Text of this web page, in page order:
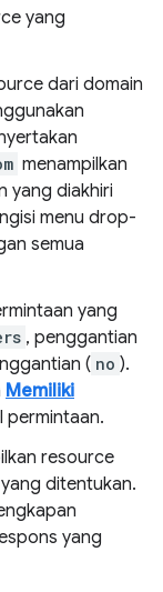
yang
dari domain
menampilkan
yang diakhiri
menu drop-
semua
yang
, penggantian
( no ).
Memiliki
permintaan.
resource
ditentukan.
yang